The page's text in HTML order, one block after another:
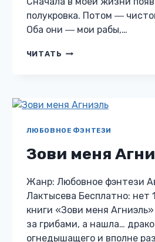
полукровка. Потом ―
Оба они ― мои рабы,…
ЧИТАТЬ СИЛЬНЕЕ
ЛЮБОВНОЕ ФЭНТЕЗИ
Зови меня
Жанр: Любовное фэнтези
Лактысева Бесплатно: нет
книги «Зови меня
за грибами, а нашла…
огнедышащего и вполне